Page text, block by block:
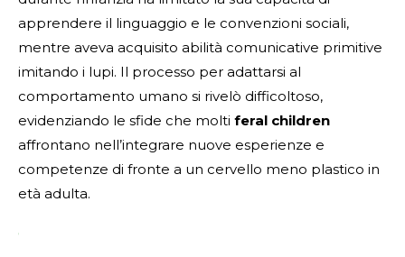
apprendere il linguaggio e le convenzioni sociali,
mentre aveva acquisito abilità comunicative primitive
imitando i lupi. Il processo per adattarsi al
comportamento umano si rivelò difficoltoso,
evidenziando le sfide che molti feral children
affrontano nell’integrare nuove esperienze e
competenze di fronte a un cervello meno plastico in
età adulta.